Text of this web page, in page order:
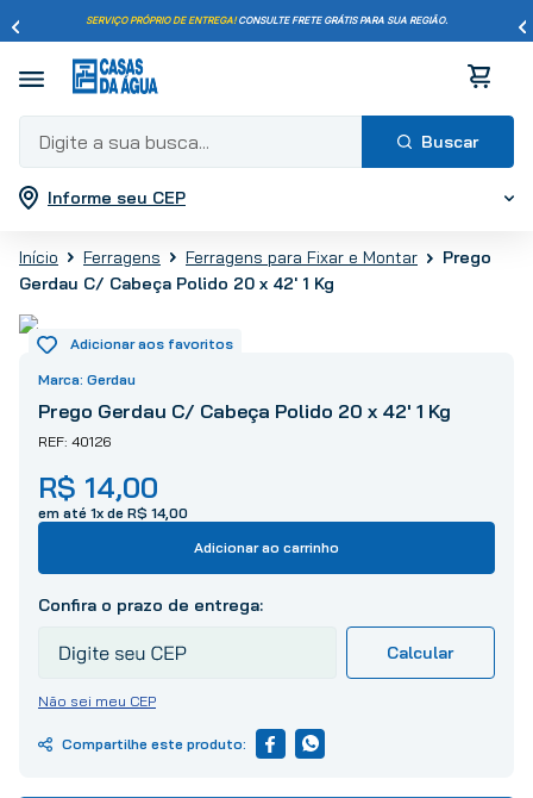
SERVIÇO PRÓPRIO DE ENTREGA!CONSULTE FRETE GRÁTIS PARA SUA REGIÃO.
Digite a sua busca...
Informe seu CEP
Ferragens Ferragens para Fixar e Montar
Prego
Gerdau C/ Cabeça Polido 20 x 42' 1 Kg
Gerdau
Prego Gerdau C/ Cabeça Polido 20 x 42' 1 Kg
40126
R$ 14,00
em até 1x de R$ 14,00
Adicionar ao carrinho
Não sei meu CEP
Termos mais buscados
2
porcelanato
4
º
revestimento
5º
vaso sanitário
6º
chuveiro
7º
cimento
8º
torneira
9 º
telha